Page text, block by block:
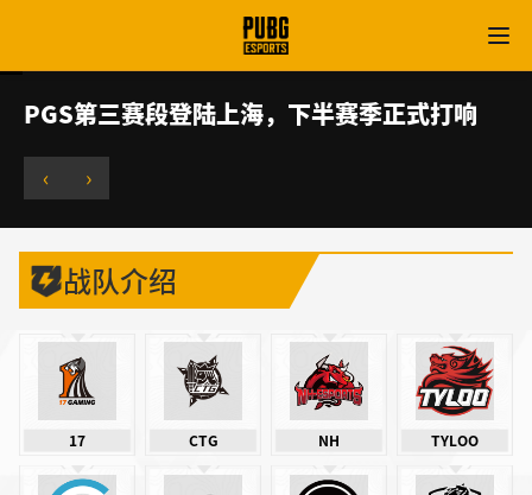
PGS第三赛段登陆上海，下半赛季正式打响
‹ ›
战队介绍
17 CTG NH TYLOO